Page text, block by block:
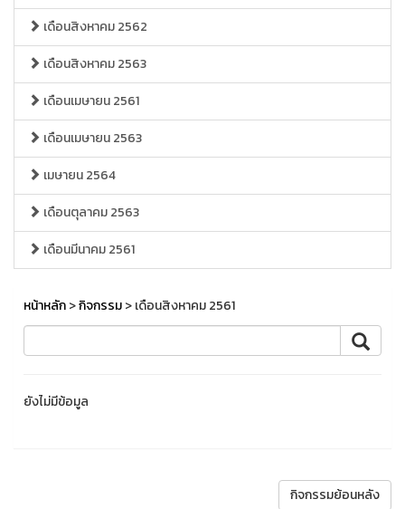
เดือนสิงหาคม 2562
เดือนสิงหาคม 2563
เดือนเมษายน 2561
เดือนเมษายน 2563
เมษายน 2564
เดือนตุลาคม 2563
เดือนมีนาคม 2561
หน้าหลัก>กิจกรรม> เดือนสิงหาคม 2561
ยังไม่มีข้อมูล
กิจกรรมย้อนหลัง